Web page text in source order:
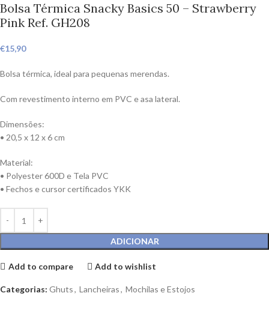
Bolsa Térmica Snacky Basics 50 – Strawberry
Pink Ref. GH208
€15,90
Bolsa térmica, ideal para pequenas merendas.
Com revestimento interno em PVC e asa lateral.
Dimensões:
• 20,5 x 12 x 6 cm
Material:
• Polyester 600D e Tela PVC
• Fechos e cursor certificados YKK
ADICIONAR
Add to compare Add to wishlist
Categorias: Ghuts, Lancheiras, Mochilas e Estojos